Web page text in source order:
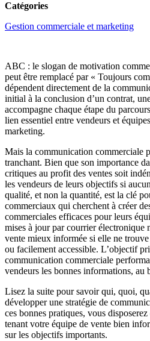
Catégories
Gestion commerciale et marketing
ABC : le slogan de motivation
peut être remplacé par « Toujours
dépendent directement de la
initial à la conclusion d’un contrat,
accompagne chaque étape du
lien essentiel entre vendeurs et
marketing.
Mais la communication commerciale
tranchant. Bien que son importance
critiques au profit des ventes soit
les vendeurs de leurs objectifs si
qualité, et non la quantité, est la clé
commerciaux qui cherchent à créer
commerciales efficaces pour leurs
mises à jour par courrier électronique
vente mieux informée si elle ne
ou facilement accessible. L’objectif
communication commerciale
vendeurs les bonnes informations, au
Lisez la suite pour savoir qui, quoi,
développer une stratégie de
ces bonnes pratiques, vous
tenant votre équipe de vente bien
sur les objectifs importants.